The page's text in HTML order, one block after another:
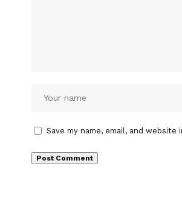
Save my name, email, and